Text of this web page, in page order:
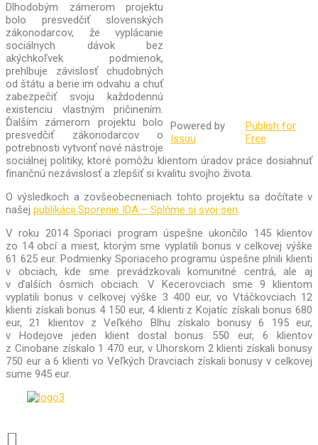
Powered by
Issuu
Publish for
Free
Dlhodobým zámerom projektu
bolo presvedčiť slovenských
zákonodarcov, že vyplácanie
sociálnych dávok bez
akýchkoľvek podmienok,
prehlbuje závislosť chudobných
od štátu a berie im odvahu a chuť
zabezpečiť svoju každodennú
existenciu vlastným pričinením.
Ďalším zámerom projektu bolo
presvedčiť zákonodarcov o
potrebnosti vytvoriť nové nástroje
sociálnej politiky, ktoré pomôžu klientom úradov práce dosiahnuť
finančnú nezávislosť a zlepšiť si kvalitu svojho života.
O výsledkoch a zovšeobecneniach tohto projektu sa dočítate v
našej publikácii Sporenie IDA – Splňme si svoj sen.
V roku 2014 Sporiaci program úspešne ukončilo 145 klientov
zo 14 obcí a miest, ktorým sme vyplatili bonus v celkovej výške
61 625 eur. Podmienky Sporiaceho programu úspešne plnili klienti
v obciach, kde sme prevádzkovali komunitné centrá, ale aj
v ďalších ôsmich obciach: V Kecerovciach sme 9 klientom
vyplatili bonus v celkovej výške 3 400 eur, vo Vtáčkovciach 12
klienti získali bonus 4 150 eur, 4 klienti z Kojatíc získali bonus 680
eur, 21 klientov z Veľkého Blhu získalo bonusy 6 195 eur,
v Hodejove jeden klient dostal bonus 550 eur, 6 klientov
z Cinobane získalo 1 470 eur, v Uhorskom 2 klienti získali bonusy
750 eur a 6 klienti vo Veľkých Dravciach získali bonusy v celkovej
sume 945 eur.